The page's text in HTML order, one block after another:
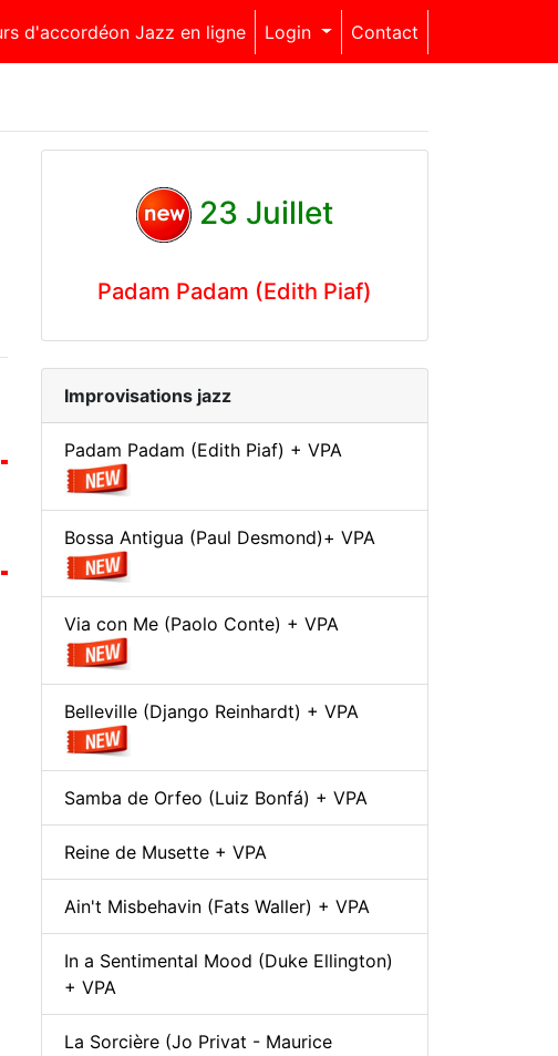
d'accordéon Jazz en ligne Login Contact
23 Juillet
Padam Padam (Edith Piaf)
Improvisations jazz
Padam Padam (Edith Piaf) + VPA
Bossa Antigua (Paul Desmond)+ VPA
Via con Me (Paolo Conte) + VPA
Belleville (Django Reinhardt) + VPA
Samba de Orfeo (Luiz Bonfá) + VPA
Reine de Musette + VPA
Ain't Misbehavin (Fats Waller) + VPA
In a Sentimental Mood (Duke Ellington)
+ VPA
La Sorcière (Jo Privat - Maurice